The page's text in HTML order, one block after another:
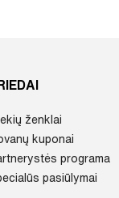
ženklai
kuponai
programa
pasiūlymai